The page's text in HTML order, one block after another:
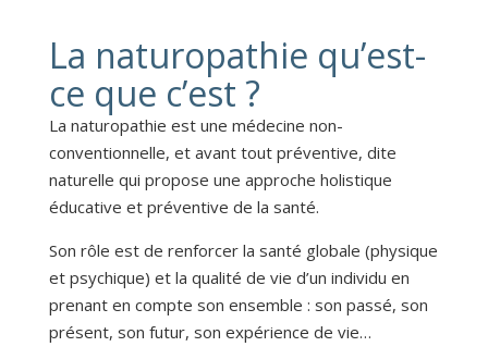
La naturopathie qu’est-
ce que c’est ?
La naturopathie est une médecine non-
conventionnelle, et avant tout préventive, dite
naturelle qui propose une approche holistique
éducative et préventive de la santé.
Son rôle est de renforcer la santé globale (physique
et psychique) et la qualité de vie d’un individu en
prenant en compte son ensemble : son passé, son
présent, son futur, son expérience de vie…